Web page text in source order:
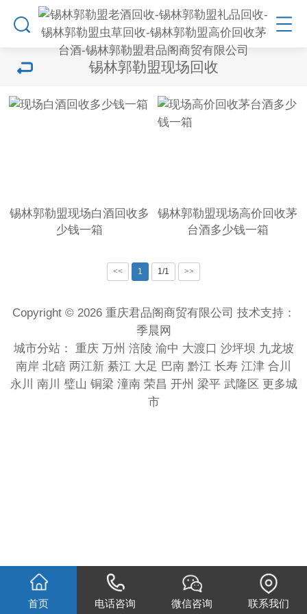
锡林郭勒盟现场回收
锡林郭勒盟现场白酒回收多
少钱一箱
锡林郭勒盟现场高价回收茅
台酒多少钱一箱
<< 1 1/1 >>
Copyright © 2026 重庆君品阁商贸有限公司 技术支持：
季晨网
城市分站： 重庆 万州 涪陵 渝中 大渡口 沙坪坝 九龙坡
南岸 北碚 两江新 綦江 大足 巴南 黔江 长寿 江津 合川
永川
南川 璧山 铜梁 潼南 荣昌 开州 梁平 武隆区 更多城
市
首页 电话咨询 微信咨询 联系我们